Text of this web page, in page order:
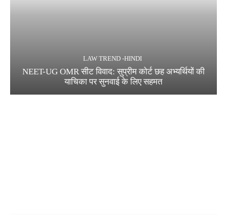
LAW TREND -HINDI
NEET-UG OMR सीट विवाद: सुप्रीम कोर्ट छह अभ्यर्थियों की
याचिका पर सुनवाई के लिए सहमत